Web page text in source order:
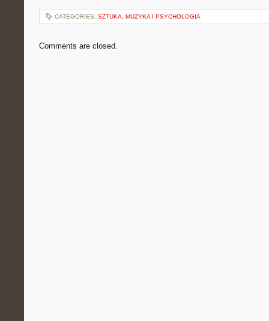
CATEGORIES: SZTUKA, MUZYKA I PSYCHOLOGIA
Comments are closed.